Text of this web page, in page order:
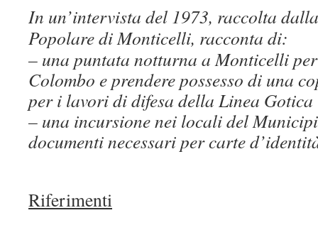
In un’intervista del 1973, raccolta
Popolare di Monticelli, racconta di:
– una puntata notturna a Monticelli
Colombo e prendere possesso di una
per i lavori di difesa della Linea Gotica
– una incursione nei locali del
documenti necessari per carte
Riferimenti